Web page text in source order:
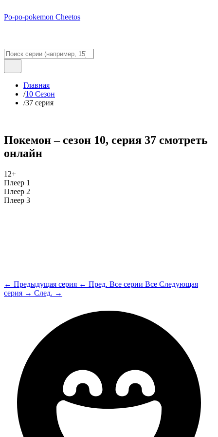
Po-po-pokemon Cheetos
Главная
/10 Сезон
/37 серия
Покемон – сезон 10, серия 37 смотреть
онлайн
12+
Плеер 1
Плеер 2
Плеер 3
← Предыдущая серия ← Пред. Все серии Все Следующая
серия → След. →